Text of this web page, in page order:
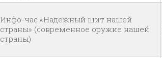
Инфо-час «Надёжный щит нашей
страны» (современное оружие нашей
страны)